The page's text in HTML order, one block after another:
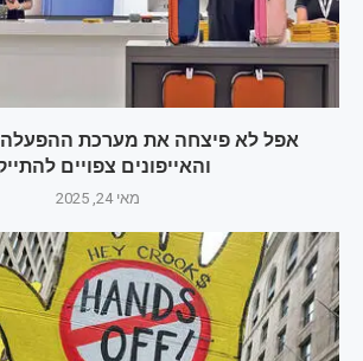
אפל לא פיצחה את מערכת
והאייפונים צפויים
מאי 24, 2025